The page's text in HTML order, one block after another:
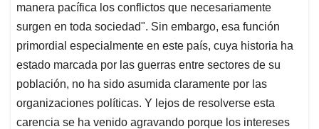
manera pacífica los conflictos que necesariamente
surgen en toda sociedad". Sin embargo, esa función
primordial especialmente en este país, cuya historia ha
estado marcada por las guerras entre sectores de su
población, no ha sido asumida claramente por las
organizaciones políticas. Y lejos de resolverse esta
carencia se ha venido agravando porque los intereses